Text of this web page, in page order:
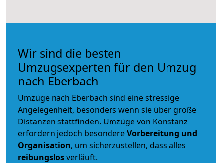
Wir sind die besten
Umzugsexperten für den Umzug
nach Eberbach
Umzüge nach Eberbach sind eine stressige
Angelegenheit, besonders wenn sie über große
Distanzen stattfinden. Umzüge von Konstanz
erfordern jedoch besondereVorbereitung und
Organisation, um sicherzustellen, dass alles
reibungslosverläuft.